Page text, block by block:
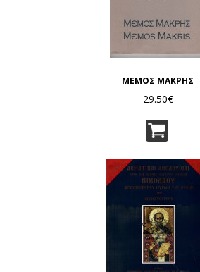
ΜΕΜΟΣ ΜΑΚΡΗΣ
29.50€